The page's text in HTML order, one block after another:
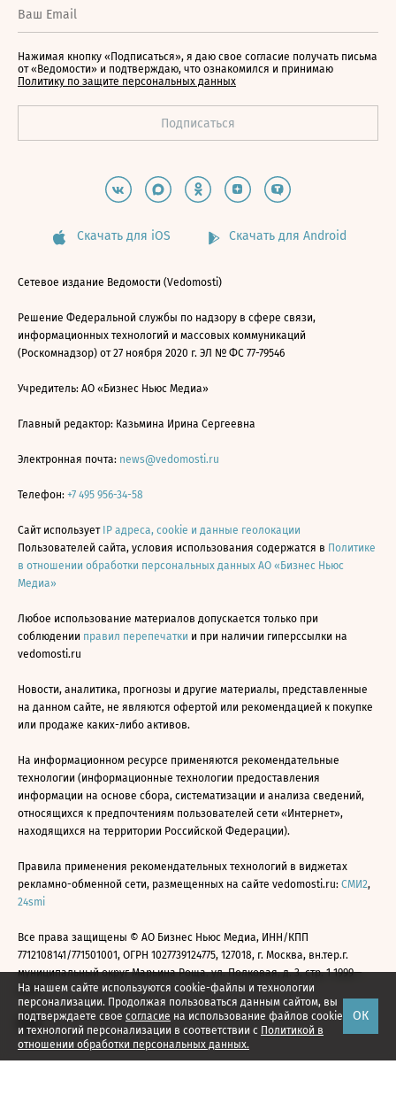
На нашем сайте используются cookie-файлы и технологии
персонализации. Продолжая пользоваться данным сайтом, вы
подтверждаете свое согласие на использование файлов cookie
и технологий персонализации в соответствии с Политикой в
отношении обработки персональных данных.
ОК
Нажимая кнопку «Подписаться», я даю свое согласие получать письма
от «Ведомости» и подтверждаю, что ознакомился и принимаю
Политику по защите персональных данных
Скачать для iOS Скачать для Android
Сетевое издание Ведомости (Vedomosti)
Решение Федеральной службы по надзору в сфере связи,
информационных технологий и массовых коммуникаций
(Роскомнадзор) от 27 ноября 2020 г. ЭЛ № ФС 77-79546
Учредитель: АО «Бизнес Ньюс Медиа»
Главный редактор: Казьмина Ирина Сергеевна
Электронная почта: news@vedomosti.ru
Телефон: +7 495 956-34-58
Сайт использует IP адреса, cookie и данные геолокации
Пользователей сайта, условия использования содержатся в Политике
в отношении обработки персональных данных АО «Бизнес Ньюс
Медиа»
Любое использование материалов допускается только при
соблюдении правил перепечатки и при наличии гиперссылки на
vedomosti.ru
Новости, аналитика, прогнозы и другие материалы, представленные
на данном сайте, не являются офертой или рекомендацией к покупке
или продаже каких-либо активов.
На информационном ресурсе применяются рекомендательные
технологии (информационные технологии предоставления
информации на основе сбора, систематизации и анализа сведений,
относящихся к предпочтениям пользователей сети «Интернет»,
находящихся на территории Российской Федерации).
Правила применения рекомендательных технологий в виджетах
рекламно-обменной сети, размещенных на сайте vedomosti.ru: СМИ2,
24smi
Все права защищены © АО Бизнес Ньюс Медиа, ИНН/КПП
7712108141/771501001, ОГРН 1027739124775, 127018, г. Москва, вн.тер.г.
муниципальный округ Марьина Роща, ул. Полковая, д. 3, стр. 1 1999—
2026